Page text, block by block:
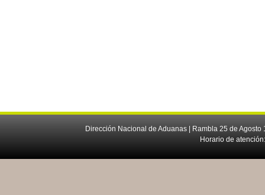
Dirección Nacional de Aduanas | Rambla 25 de
Horario de